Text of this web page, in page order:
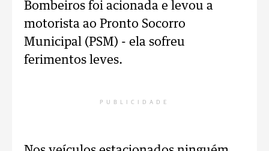
Bombeiros foi acionada e levou a
motorista ao Pronto Socorro
Municipal (PSM) - ela sofreu
ferimentos leves.
PUBLICIDADE